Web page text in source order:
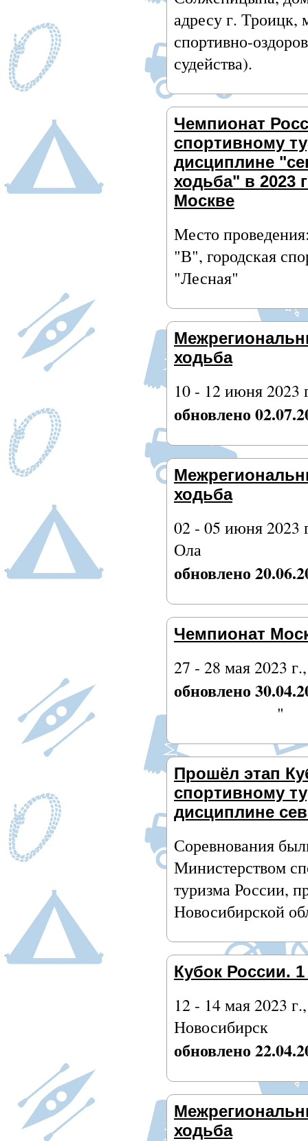
адресу г. Троицк,
спортивно-
судейства).
Чемпионат
спортивному
дисциплине
ходьба" в 2023
Москве
Место
"В", городская
"Лесная"
ходьба
10 - 12 июня 2023
обновлено
ходьба
02 - 05 июня 2023
Ола
обновлено
Чемпионат
27 - 28 мая 2023
обновлено
"
Прошёл этап
спортивному
дисциплине
Соревнования
Министерством
туризма России,
Новосибирской
Кубок России.
12 - 14 мая 2023
Новосибирск
обновлено
ходьба